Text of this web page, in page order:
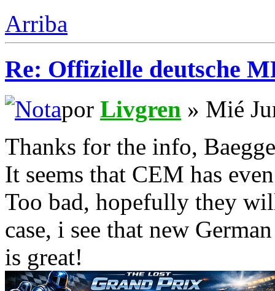
Arriba
Re: Offizielle deutsche
por Livgren » Mié
Thanks for the info,
It seems that CEM has
Too bad, hopefully they
case, i see that new
is great!